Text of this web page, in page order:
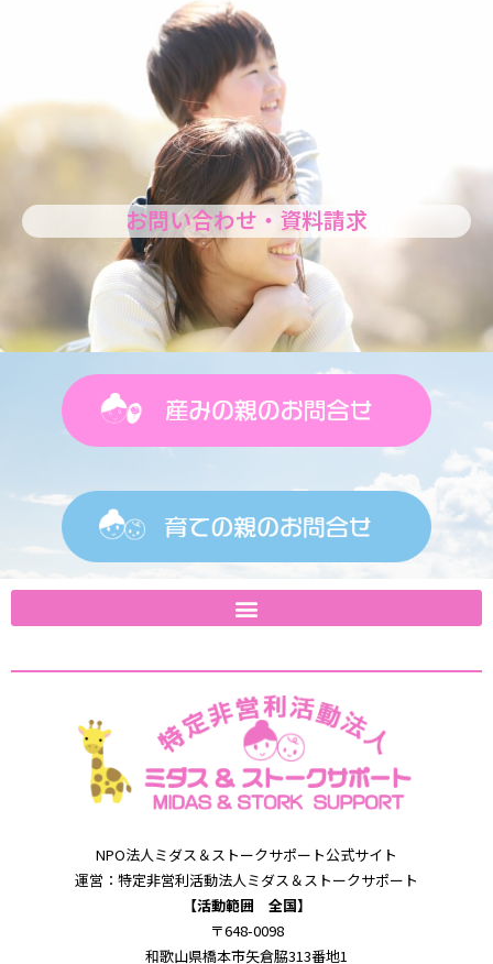
お問い合わせ・資料請求
NPO法⼈ミダス＆ストークサポート公式サイト
運営：特定⾮営利活動法⼈ミダス＆ストークサポート
【活動範囲 全国】
〒648-0098
和歌⼭県橋本市⽮倉脇313番地1